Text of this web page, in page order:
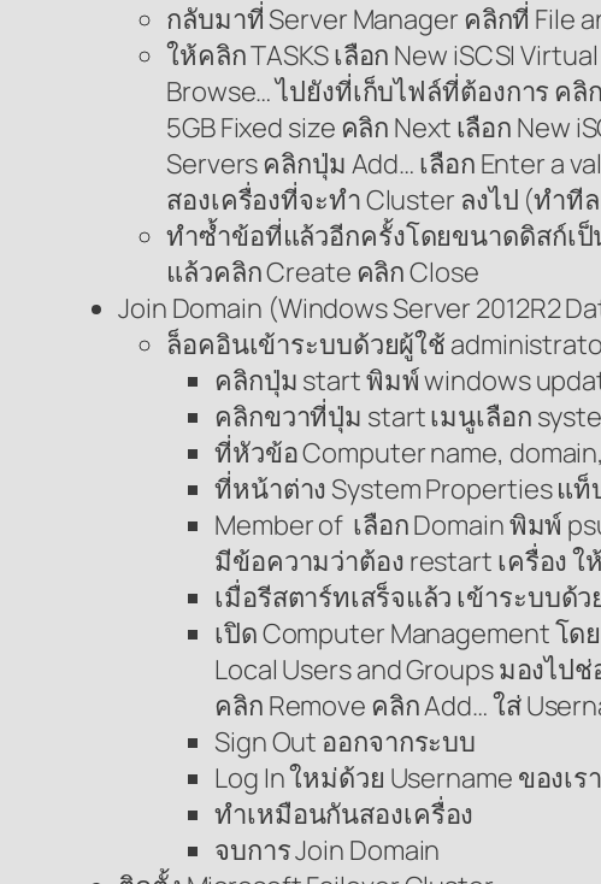
กลับมาที่ Server Manager คลิกที่ File
ให้คลิก TASKS เลือก New iSCSI
Browse… ไปยังที่เก็บไฟล์ที่ต้องการ ค
5GB Fixed size คลิก Next เลือก
Servers คลิกปุ่ม Add… เลือก Enter a
สองเครื่องที่จะทำ Cluster ลงไป (ทำที
ทำซ้ำข้อที่แล้วอีกครั้งโดยขนาดดิสก์เป็น
แล้วคลิก Create คลิก Close
Join Domain (Windows Server 2012R2
ล็อคอินเข้าระบบด้วยผู้ใช้
คลิกปุ่ม start พิมพ์ windows
คลิกขวาที่ปุ่ม start เมนูเลือก
ที่หัวข้อ Computer name,
ที่หน้าต่าง System Properties แ
Member of เลือก Domain พิมพ์
มีข้อความว่าต้อง restart เครื่อง ใ
เมื่อรีสตาร์ทเสร็จแล้ว เข้าระบบด้
เปิด Computer Management โ
Local Users and Groups มองไป
คลิก Remove คลิก Add… ใส่
Sign Out ออกจากระบบ
Log In ใหม่ด้วย Username ของเ
ทำเหมือนกันสองเครื่อง
จบการ Join Domain